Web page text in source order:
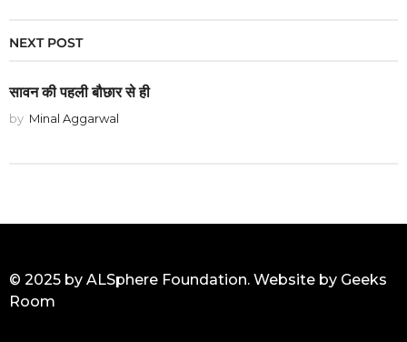
NEXT POST
सावन की पहली बौछार से ही
by Minal Aggarwal
© 2025 by ALSphere Foundation. Website by Geeks
Room